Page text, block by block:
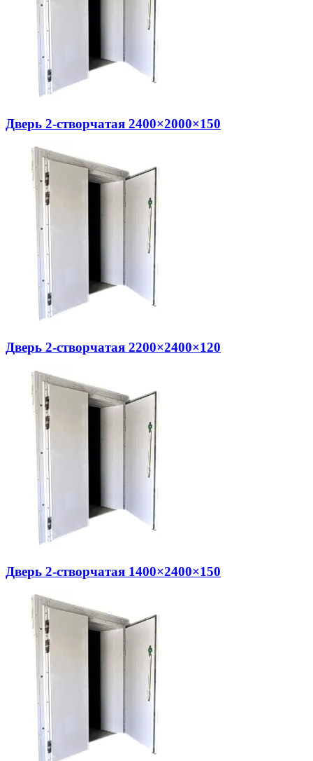
Дверь 2-створчатая 2400×2000×150
Дверь 2-створчатая 2200×2400×120
Дверь 2-створчатая 1400×2400×150